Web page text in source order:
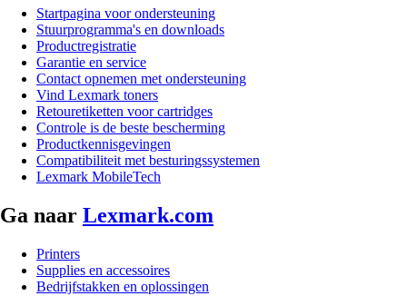
Startpagina voor ondersteuning
Stuurprogramma's en downloads
Productregistratie
Garantie en service
Contact opnemen met ondersteuning
Vind Lexmark toners
Retouretiketten voor cartridges
Controle is de beste bescherming
Productkennisgevingen
Compatibiliteit met besturingssystemen
Lexmark MobileTech
Ga naar Lexmark.com
Printers
Supplies en accessoires
Bedrijfstakken en oplossingen